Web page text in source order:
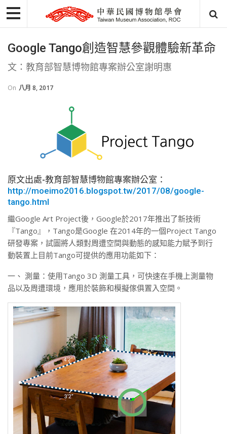
Google Tango創造智慧參觀體驗新革命
文：教育部智慧博物館專案辦公室謝明惠
On 八月 8, 2017
原文出處-教育部智慧博物館專案辦公室：
http://moeimo2016.blogspot.tw/2017/08/google-
tango.html
繼Google Art Project後，Google於2017年推出了新技術
『Tango』，Tango是Google 在2014年的一個Project Tango
研發專案，試圖將人類對周遭空間與動態的感知能力賦予到行
動裝置上目前Tango可提供的應用功能如下：
一、 測量：使用Tango 3D 測量工具，可快速在手機上測量物
品以及周遭環境，應用於裝飾和模擬傢俱置入空間。